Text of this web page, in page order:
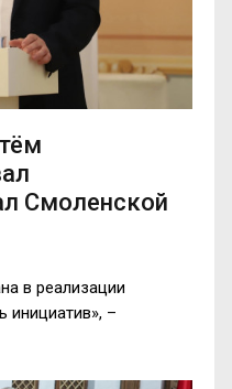
Смоленской
в реализации
инициатив», –